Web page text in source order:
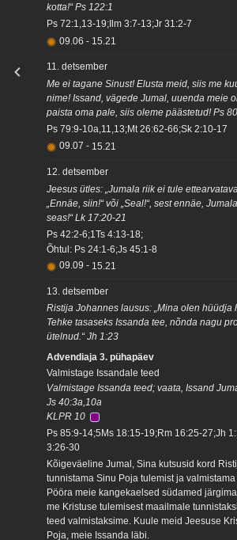
kotta!“ Ps 122:1
Ps 72:1,13-19;Ilm 3:7-13;Jr 31:2-7
09.06 - 15.21
11. detsember
Me ei tagane Sinust! Elusta meid, siis me
nime! Issand, vägede Jumal, uuenda meie
paista oma pale, siis oleme päästetud! Ps
Ps 79:9-10a,11,13;Mt 26:62-66;Sk 2:10-17
09.07 - 15.21
12. detsember
Jeesus ütles: „Jumala riik ei tule
„Ennäe, siin!“ või „Seal!“, sest ennäe,
seas!“ Lk 17:20-21
Ps 42:2-6;1Ts 4:13-18;
Õhtul: Ps 24:1-6;Js 45:1-8
09.09 - 15.21
13. detsember
Ristija Johannes lausus: „Mina olen hüüdja
Tehke tasaseks Issanda tee, nõnda nagu
ütelnud.“ Jh 1:23
Advendiaja 3. pühapäev
Valmistage Issandale teed
Valmistage Issanda teed; vaata, Issand
Js 40:3a,10a
KLPR 10
Ps 85:9-14;5Ms 18:15-19;Rm 16:25-27;Jh
3:26-30
Kõigeväeline Jumal, Sina kutsusid kord
tunnistama Sinu Poja tulemist ja
Pööra meie kangekaelsed südamed
me Kristuse tulemisest maailmale
teed valmistaksime. Kuule meid Jeesuse
Poja, meie Issanda läbi.